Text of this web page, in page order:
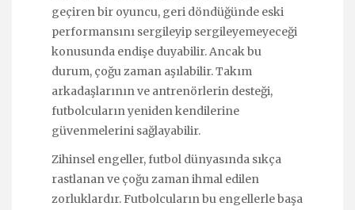
geçiren bir oyuncu, geri döndüğünde eski
performansını sergileyip sergileyemeyeceği
konusunda endişe duyabilir. Ancak bu
durum, çoğu zaman aşılabilir. Takım
arkadaşlarının ve antrenörlerin desteği,
futbolcuların yeniden kendilerine
güvenmelerini sağlayabilir.
Zihinsel engeller, futbol dünyasında sıkça
rastlanan ve çoğu zaman ihmal edilen
zorluklardır. Futbolcuların bu engellerle başa